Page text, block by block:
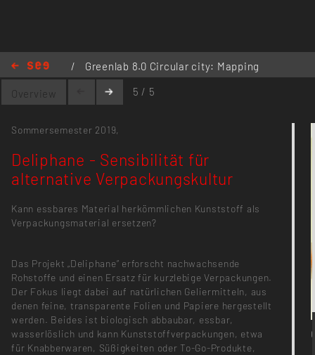
/
Greenlab 8.0 Circular city: Mapping
Berlin's Material streams
- Sensibilität für alternative Verpackungskultur
Overview 5 / 5
Sommersemester 2019,
Deliphane - Sensibilität für
alternative Verpackungskultur
Kann essbares Material herkömmlichen Kunststoff als
Verpackungsmaterial ersetzen?
Das Projekt „Deliphane“ erforscht nachwachsende
Rohstoffe und einen Ersatz für kurzlebige Verpackungen.
Der Fokus liegt dabei auf natürlichen Geliermitteln, aus
denen feine, transparente Folien und Papiere hergestellt
werden. Beides ist biologisch abbaubar, essbar,
wasserlöslich und kann Kunststoffverpackungen, etwa
für Knabberwaren, Süßigkeiten oder To-Go-Produkte,